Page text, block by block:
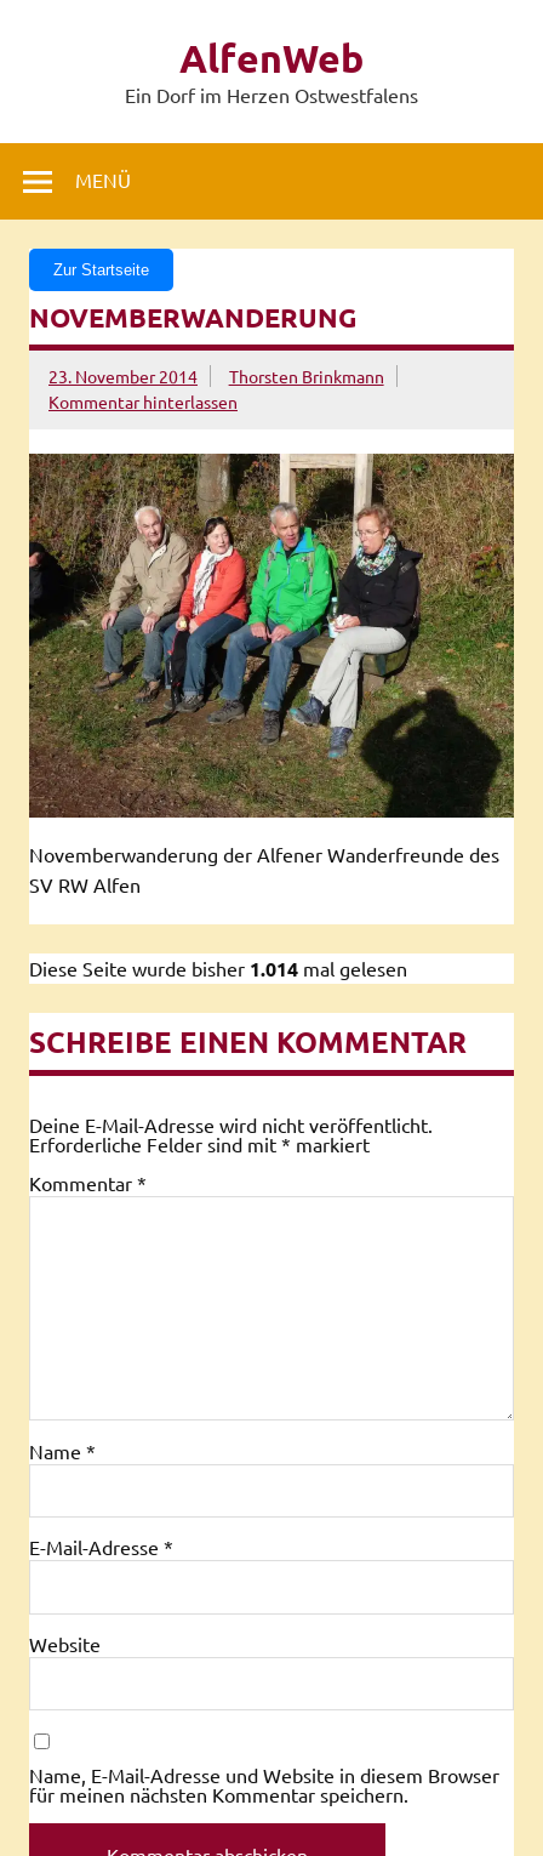
AlfenWeb
Ein Dorf im Herzen Ostwestfalens
MENÜ
Zur Startseite
NOVEMBERWANDERUNG
23. November 2014
Thorsten Brinkmann
Kommentar hinterlassen
Novemberwanderung der Alfener Wanderfreunde des
SV RW Alfen
Diese Seite wurde bisher 1.014 mal gelesen
SCHREIBE EINEN KOMMENTAR
Deine E-Mail-Adresse wird nicht veröffentlicht.
Erforderliche Felder sind mit * markiert
Kommentar *
Name *
E-Mail-Adresse *
Website
Name, E-Mail-Adresse und Website in diesem Browser
für meinen nächsten Kommentar speichern.